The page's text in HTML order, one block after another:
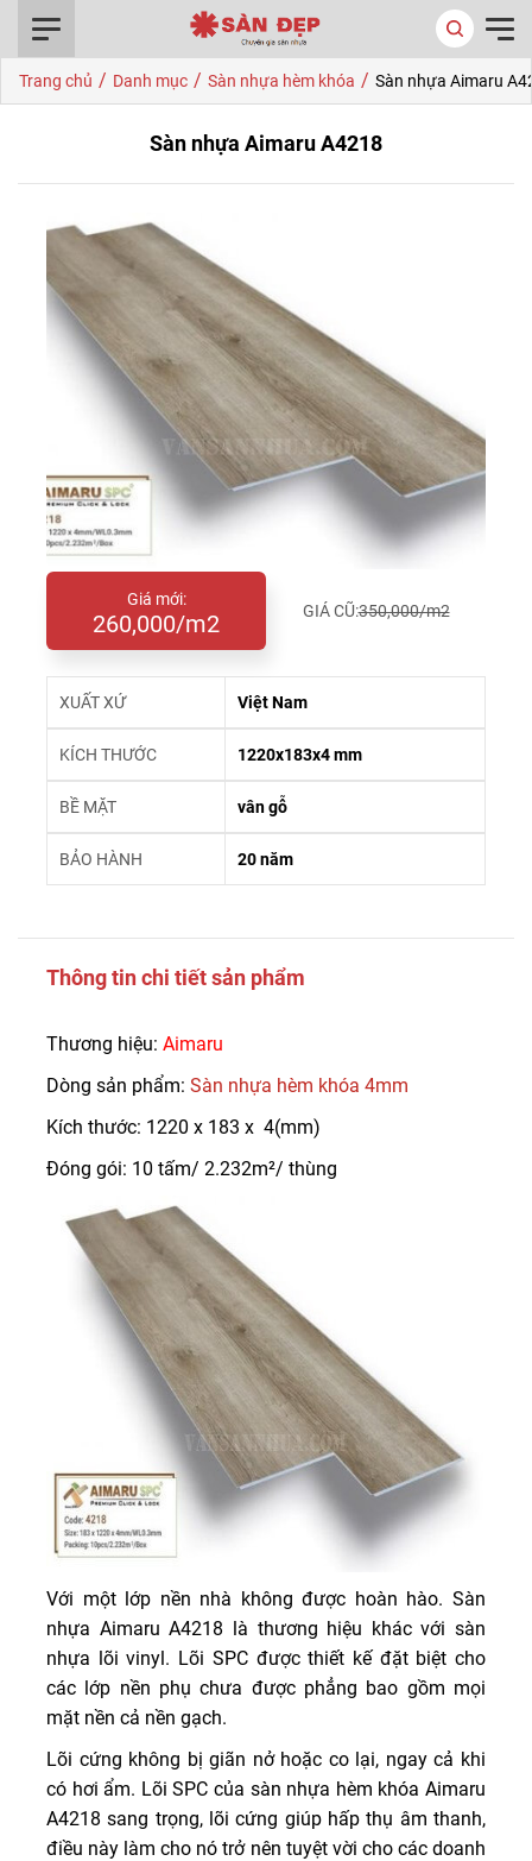
Trang chủ / Danh mục / Sàn nhựa hèm khóa / Sàn nhựa Aimaru
Sàn nhựa Aimaru A4218
Giá mới:
260,000/m2 GIÁ CŨ:350,000/m2
XUẤT XỨ Việt Nam
KÍCH THƯỚC 1220x183x4 mm
BỀ MẶT vân gỗ
BẢO HÀNH 20 năm
Thông tin chi tiết sản phẩm
Thương hiệu: Aimaru
Dòng sản phẩm: Sàn nhựa hèm khóa 4mm
Kích thước: 1220 x 183 x 4(mm)
Đóng gói: 10 tấm/ 2.232m²/ thùng
Với một lớp nền nhà không được hoàn hào. Sàn
nhựa Aimaru A4218 là thương hiệu khác với sàn
nhựa lõi vinyl. Lõi SPC được thiết kế đặt biệt cho
các lớp nền phụ chưa được phẳng bao gồm mọi
mặt nền cả nền gạch.
Lõi cứng không bị giãn nở hoặc co lại, ngay cả khi
có hơi ẩm. Lõi SPC của sàn nhựa hèm khóa Aimaru
A4218 sang trọng, lõi cứng giúp hấp thụ âm thanh,
điều này làm cho nó trở nên tuyệt vời cho các doanh